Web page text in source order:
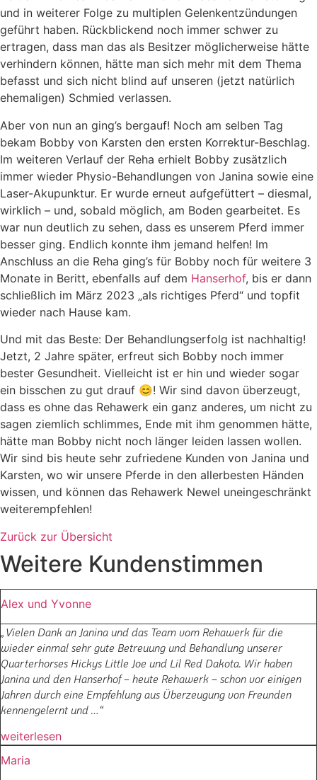
und in weiterer Folge zu multiplen Gelenkentzündungen
geführt haben. Rückblickend noch immer schwer zu
ertragen, dass man das als Besitzer möglicherweise hätte
verhindern können, hätte man sich mehr mit dem Thema
befasst und sich nicht blind auf unseren (jetzt natürlich
ehemaligen) Schmied verlassen.
Aber von nun an ging’s bergauf! Noch am selben Tag
bekam Bobby von Karsten den ersten Korrektur-Beschlag.
Im weiteren Verlauf der Reha erhielt Bobby zusätzlich
immer wieder Physio-Behandlungen von Janina sowie eine
Laser-Akupunktur. Er wurde erneut aufgefüttert – diesmal,
wirklich – und, sobald möglich, am Boden gearbeitet. Es
war nun deutlich zu sehen, dass es unserem Pferd immer
besser ging. Endlich konnte ihm jemand helfen! Im
Anschluss an die Reha ging’s für Bobby noch für weitere 3
Monate in Beritt, ebenfalls auf dem Hanserhof, bis er dann
schließlich im März 2023 „als richtiges Pferd“ und topfit
wieder nach Hause kam.
Und mit das Beste: Der Behandlungserfolg ist nachhaltig!
Jetzt, 2 Jahre später, erfreut sich Bobby noch immer
bester Gesundheit. Vielleicht ist er hin und wieder sogar
ein bisschen zu gut drauf 😊! Wir sind davon überzeugt,
dass es ohne das Rehawerk ein ganz anderes, um nicht zu
sagen ziemlich schlimmes, Ende mit ihm genommen hätte,
hätte man Bobby nicht noch länger leiden lassen wollen.
Wir sind bis heute sehr zufriedene Kunden von Janina und
Karsten, wo wir unsere Pferde in den allerbesten Händen
wissen, und können das Rehawerk Newel uneingeschränkt
weiterempfehlen!
Zurück zur Übersicht
Weitere Kundenstimmen
Alex und Yvonne
Vielen Dank an Janina und das Team vom Rehawerk für die
wieder einmal sehr gute Betreuung und Behandlung unserer
Quarterhorses Hickys Little Joe und Lil Red Dakota. Wir haben
Janina und den Hanserhof – heute Rehawerk – schon vor einigen
Jahren durch eine Empfehlung aus Überzeugung von Freunden
kennengelernt und …“
weiterlesen
Maria